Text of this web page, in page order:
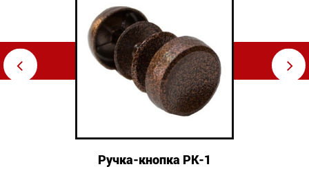
⇦
Ручка-кнопка РК-1
⇨